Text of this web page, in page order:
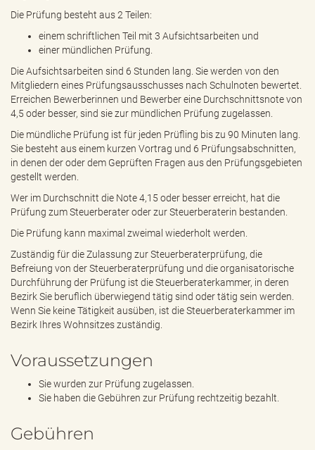
Die Prüfung besteht aus 2 Teilen:
einem schriftlichen Teil mit 3 Aufsichtsarbeiten und
einer mündlichen Prüfung.
Die Aufsichtsarbeiten sind 6 Stunden lang. Sie werden von den
Mitgliedern eines Prüfungsausschusses nach Schulnoten bewertet.
Erreichen Bewerberinnen und Bewerber eine Durchschnittsnote von
4,5 oder besser, sind sie zur mündlichen Prüfung zugelassen.
Die mündliche Prüfung ist für jeden Prüfling bis zu 90 Minuten lang.
Sie besteht aus einem kurzen Vortrag und 6 Prüfungsabschnitten,
in denen der oder dem Geprüften Fragen aus den Prüfungsgebieten
gestellt werden.
Wer im Durchschnitt die Note 4,15 oder besser erreicht, hat die
Prüfung zum Steuerberater oder zur Steuerberaterin bestanden.
Die Prüfung kann maximal zweimal wiederholt werden.
Zuständig für die Zulassung zur Steuerberaterprüfung, die
Befreiung von der Steuerberaterprüfung und die organisatorische
Durchführung der Prüfung ist die Steuerberaterkammer, in deren
Bezirk Sie beruflich überwiegend tätig sind oder tätig sein werden.
Wenn Sie keine Tätigkeit ausüben, ist die Steuerberaterkammer im
Bezirk Ihres Wohnsitzes zuständig.
Voraussetzungen
Sie wurden zur Prüfung zugelassen.
Sie haben die Gebühren zur Prüfung rechtzeitig bezahlt.
Gebühren